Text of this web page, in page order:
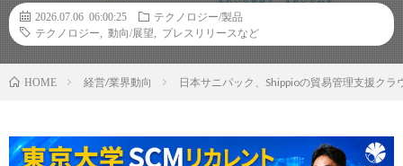
2026.07.06 06:00:25
テクノロジー/製品
テクノロジー
動向/展望 プレスリリースなど
HOME 経営/業界動向 日本サニパック、Shippioの貿易管理支援クラ